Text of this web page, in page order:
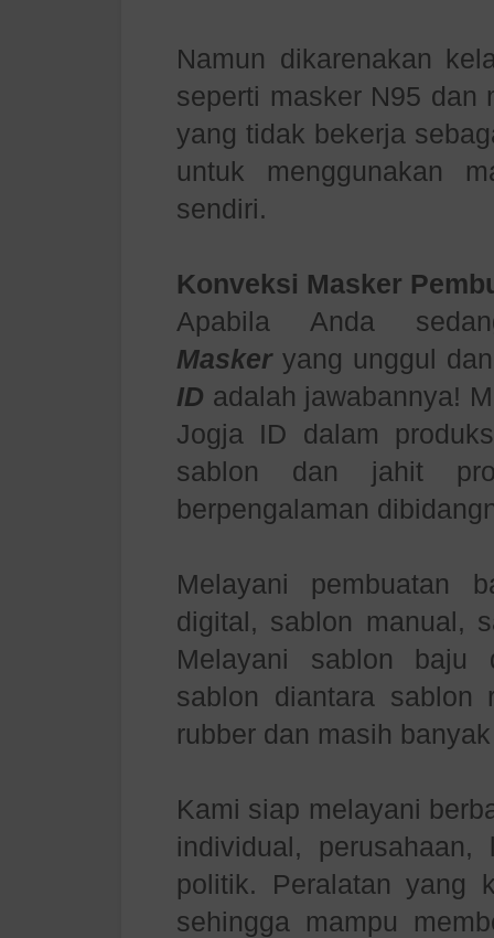
Namun dikarenakan
seperti masker N95 dan
yang tidak bekerja
untuk menggunakan
sendiri.
Konveksi Masker
Apabila Anda
Maskeryang unggul
ID adalah jawabannya!
Jogja ID dalam
sablon dan jahit
berpengalaman
Melayani pembuatan
digital, sablon manual,
Melayani sablon baju
sablon diantara sablon
rubber dan masih
Kami siap melayani
individual,
politik. Peralatan yang
sehingga mampu